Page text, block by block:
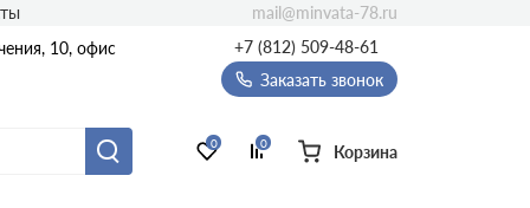
10, офис
+7 (812) 509-48-61
Заказать звонок
0 0 Корзина
mail@minvata-78.ru